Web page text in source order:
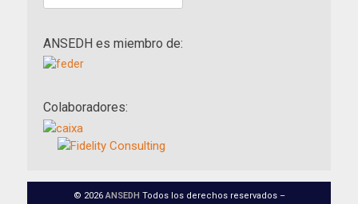
ANSEDH es miembro de:
Colaboradores:
© 2026ANSEDH Todos los derechos reservados –